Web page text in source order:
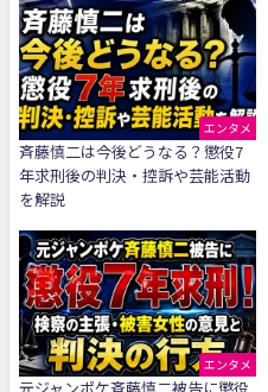
エンタメ
斉藤慎二は今後どうなる？懲役7
年求刑後の判決・控訴や芸能活動
を解説
エンタメ